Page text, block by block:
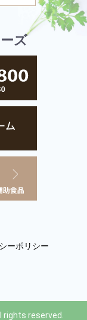
ズ
ーポリシー
reserved.